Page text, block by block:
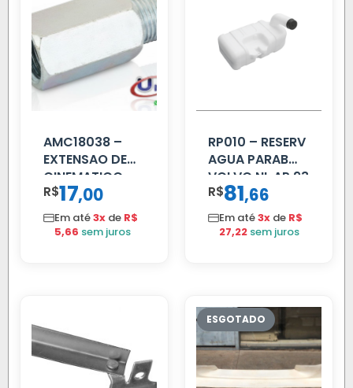
AMC18038 –
EXTENSAO DE
CINEMATICO
40MM
R$17,00
Em até3x de R$
5,66 sem juros
RP010 – RESERV
AGUA PARAB
VOLVO NL AP 93
R$81,66
Em até3x de R$
27,22 sem juros